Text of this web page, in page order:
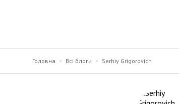
Головна Всі блоги Serhiy Grigorovich